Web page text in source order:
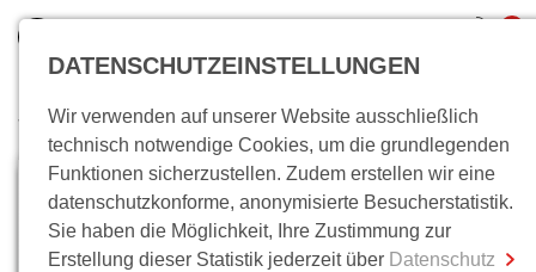
inkl. MwSt.
0,00 €
Zum Warenkorb Zur Kasse
Wo bin ich?
DATENSCHUTZEINSTELLUNGEN
Wir verwenden auf unserer Website ausschließlich
technisch notwendige Cookies, um die grundlegenden
Funktionen sicherzustellen. Zudem erstellen wir eine
datenschutzkonforme, anonymisierte Besucherstatistik.
Sie haben die Möglichkeit, Ihre Zustimmung zur
Erstellung dieser Statistik jederzeit über Datenschutz